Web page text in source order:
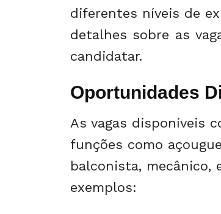
diferentes níveis de
detalhes sobre as
candidatar.
Oportunidades
As vagas disponíveis
funções como
balconista, mecânico,
exemplos: